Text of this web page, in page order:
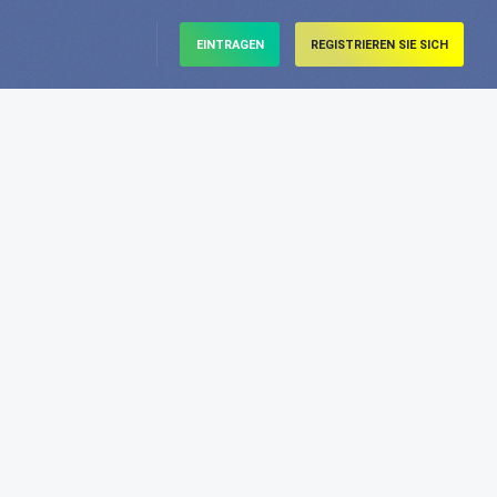
EINTRAGEN REGISTRIEREN SIE SICH